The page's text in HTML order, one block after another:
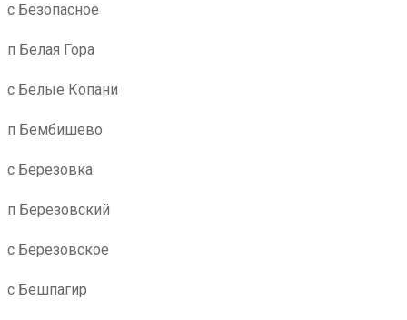
с Безопасное
п Белая Гора
с Белые Копани
п Бембишево
с Березовка
п Березовский
с Березовское
с Бешпагир